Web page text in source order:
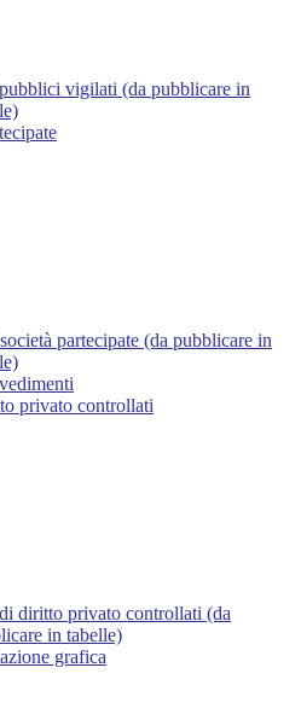
vigilati (da pubblicare in
partecipate (da pubblicare in
privato controllati
diritto privato controllati (da
in tabelle)
grafica